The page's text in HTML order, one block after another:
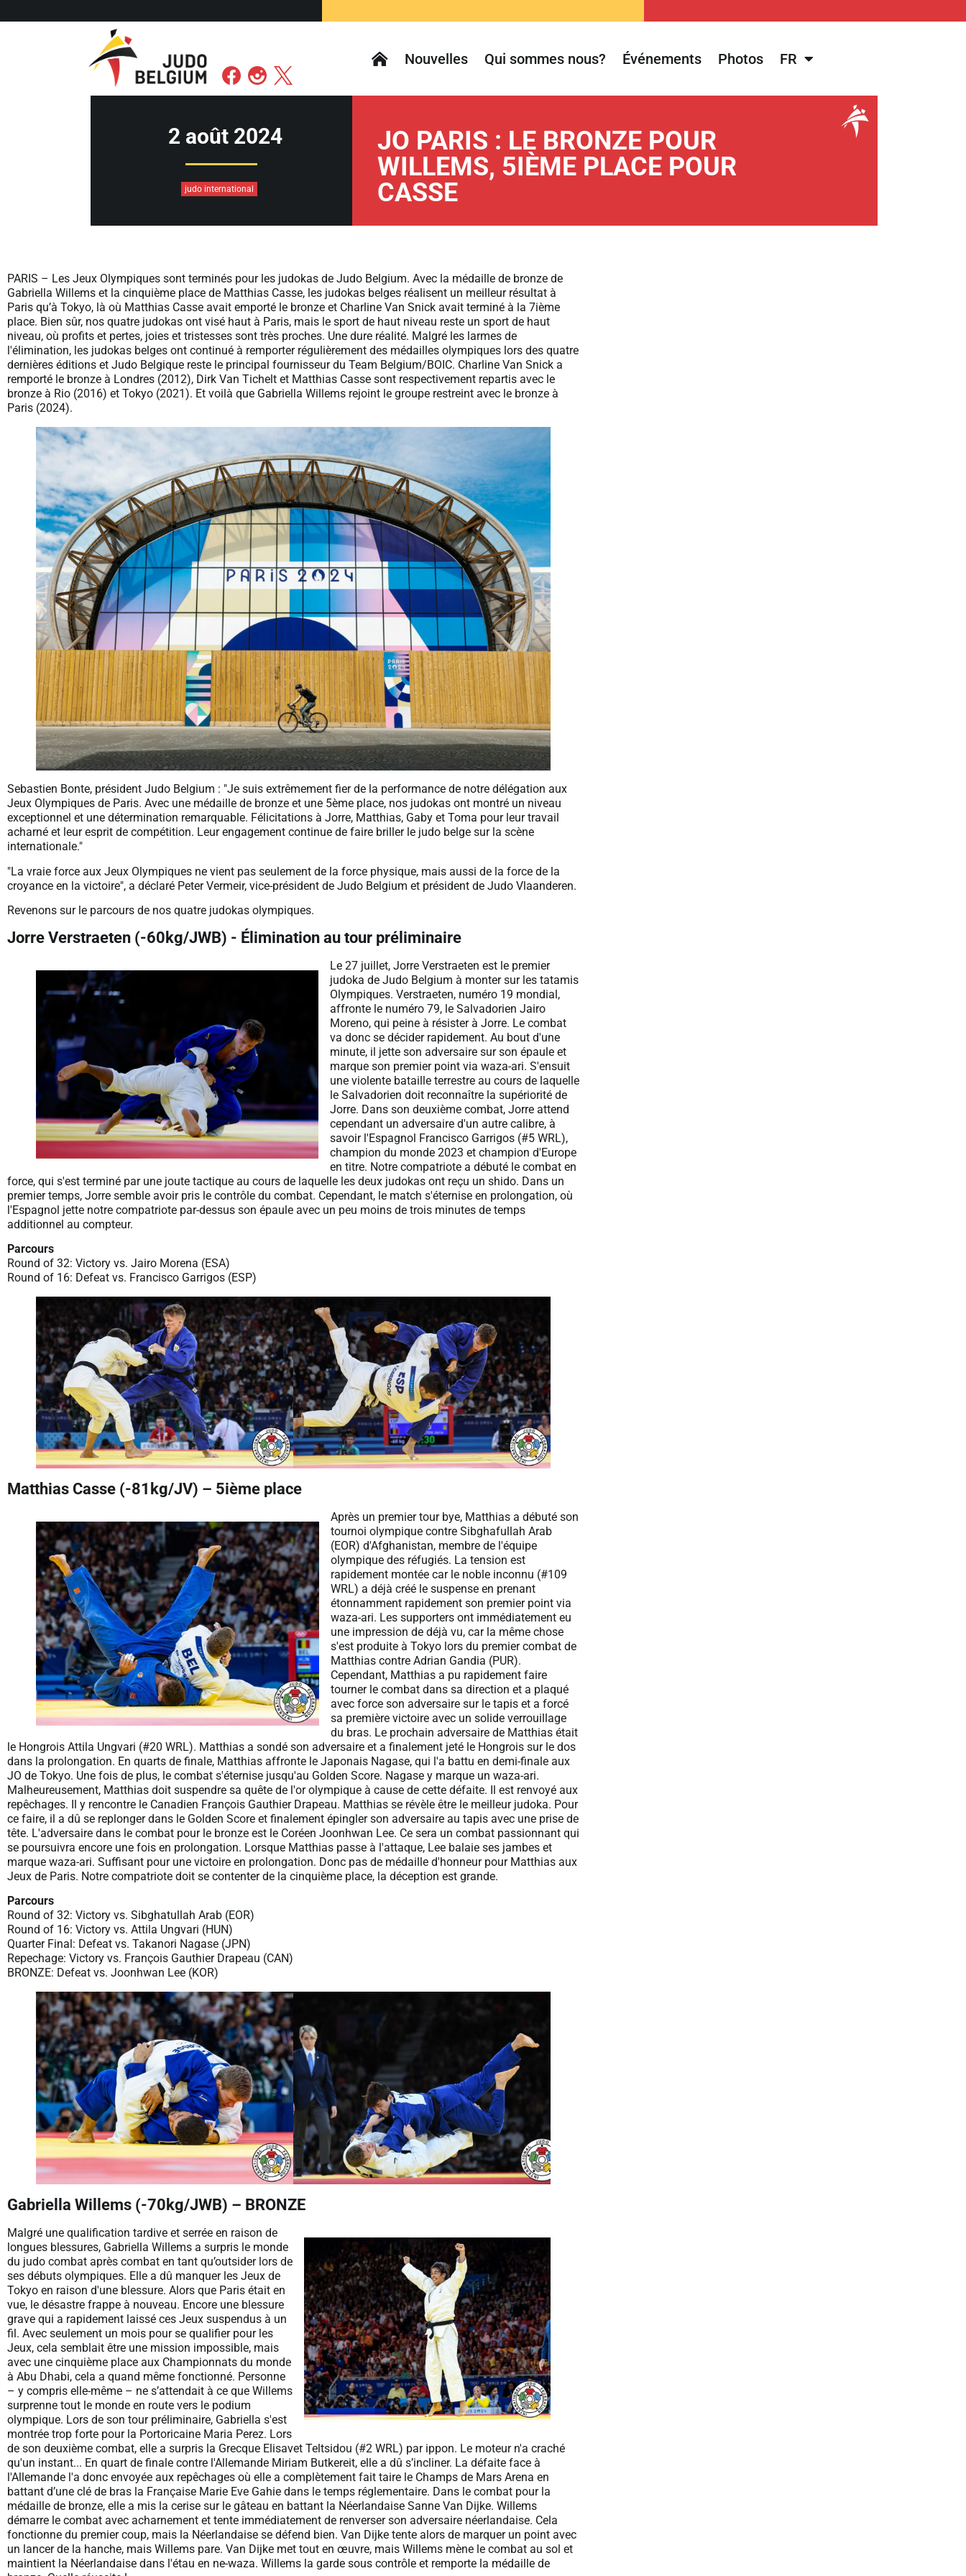
Nouvelles Qui sommes nous? Événements Photos FR
2 août 2024
judo international
JO PARIS : LE BRONZE POUR
WILLEMS, 5IÈME PLACE POUR
CASSE
PARIS – Les Jeux Olympiques sont terminés pour les judokas de Judo Belgium. Avec la médaille de bronze de
Gabriella Willems et la cinquième place de Matthias Casse, les judokas belges réalisent un meilleur résultat à
Paris qu’à Tokyo, là où Matthias Casse avait emporté le bronze et Charline Van Snick avait terminé à la 7ième
place. Bien sûr, nos quatre judokas ont visé haut à Paris, mais le sport de haut niveau reste un sport de haut
niveau, où profits et pertes, joies et tristesses sont très proches. Une dure réalité. Malgré les larmes de
l'élimination, les judokas belges ont continué à remporter régulièrement des médailles olympiques lors des quatre
dernières éditions et Judo Belgique reste le principal fournisseur du Team Belgium/BOIC. Charline Van Snick a
remporté le bronze à Londres (2012), Dirk Van Tichelt et Matthias Casse sont respectivement repartis avec le
bronze à Rio (2016) et Tokyo (2021). Et voilà que Gabriella Willems rejoint le groupe restreint avec le bronze à
Paris (2024).
Sebastien Bonte, président Judo Belgium : "Je suis extrêmement fier de la performance de notre délégation aux
Jeux Olympiques de Paris. Avec une médaille de bronze et une 5ème place, nos judokas ont montré un niveau
exceptionnel et une détermination remarquable. Félicitations à Jorre, Matthias, Gaby et Toma pour leur travail
acharné et leur esprit de compétition. Leur engagement continue de faire briller le judo belge sur la scène
internationale."
"La vraie force aux Jeux Olympiques ne vient pas seulement de la force physique, mais aussi de la force de la
croyance en la victoire", a déclaré Peter Vermeir, vice-président de Judo Belgium et président de Judo Vlaanderen.
Revenons sur le parcours de nos quatre judokas olympiques.
Jorre Verstraeten (-60kg/JWB) - Élimination au tour préliminaire
Le 27 juillet, Jorre Verstraeten est le premier
judoka de Judo Belgium à monter sur les tatamis
Olympiques. Verstraeten, numéro 19 mondial,
affronte le numéro 79, le Salvadorien Jairo
Moreno, qui peine à résister à Jorre. Le combat
va donc se décider rapidement. Au bout d'une
minute, il jette son adversaire sur son épaule et
marque son premier point via waza-ari. S'ensuit
une violente bataille terrestre au cours de laquelle
le Salvadorien doit reconnaître la supériorité de
Jorre. Dans son deuxième combat, Jorre attend
cependant un adversaire d'un autre calibre, à
savoir l'Espagnol Francisco Garrigos (#5 WRL),
champion du monde 2023 et champion d'Europe
en titre. Notre compatriote a débuté le combat en
force, qui s'est terminé par une joute tactique au cours de laquelle les deux judokas ont reçu un shido. Dans un
premier temps, Jorre semble avoir pris le contrôle du combat. Cependant, le match s'éternise en prolongation, où
l'Espagnol jette notre compatriote par-dessus son épaule avec un peu moins de trois minutes de temps
additionnel au compteur.
Parcours
Round of 32: Victory vs. Jairo Morena (ESA)
Round of 16: Defeat vs. Francisco Garrigos (ESP)
Matthias Casse (-81kg/JV) – 5ième place
Après un premier tour bye, Matthias a débuté son
tournoi olympique contre Sibghafullah Arab
(EOR) d'Afghanistan, membre de l'équipe
olympique des réfugiés. La tension est
rapidement montée car le noble inconnu (#109
WRL) a déjà créé le suspense en prenant
étonnamment rapidement son premier point via
waza-ari. Les supporters ont immédiatement eu
une impression de déjà vu, car la même chose
s'est produite à Tokyo lors du premier combat de
Matthias contre Adrian Gandia (PUR).
Cependant, Matthias a pu rapidement faire
tourner le combat dans sa direction et a plaqué
avec force son adversaire sur le tapis et a forcé
sa première victoire avec un solide verrouillage
du bras. Le prochain adversaire de Matthias était
le Hongrois Attila Ungvari (#20 WRL). Matthias a sondé son adversaire et a finalement jeté le Hongrois sur le dos
dans la prolongation. En quarts de finale, Matthias affronte le Japonais Nagase, qui l'a battu en demi-finale aux
JO de Tokyo. Une fois de plus, le combat s'éternise jusqu'au Golden Score. Nagase y marque un waza-ari.
Malheureusement, Matthias doit suspendre sa quête de l'or olympique à cause de cette défaite. Il est renvoyé aux
repêchages. Il y rencontre le Canadien François Gauthier Drapeau. Matthias se révèle être le meilleur judoka. Pour
ce faire, il a dû se replonger dans le Golden Score et finalement épingler son adversaire au tapis avec une prise de
tête. L'adversaire dans le combat pour le bronze est le Coréen Joonhwan Lee. Ce sera un combat passionnant qui
se poursuivra encore une fois en prolongation. Lorsque Matthias passe à l'attaque, Lee balaie ses jambes et
marque waza-ari. Suffisant pour une victoire en prolongation. Donc pas de médaille d'honneur pour Matthias aux
Jeux de Paris. Notre compatriote doit se contenter de la cinquième place, la déception est grande.
Parcours
Round of 32: Victory vs. Sibghatullah Arab (EOR)
Round of 16: Victory vs. Attila Ungvari (HUN)
Quarter Final: Defeat vs. Takanori Nagase (JPN)
Repechage: Victory vs. François Gauthier Drapeau (CAN)
BRONZE: Defeat vs. Joonhwan Lee (KOR)
Gabriella Willems (-70kg/JWB) – BRONZE
Malgré une qualification tardive et serrée en raison de
longues blessures, Gabriella Willems a surpris le monde
du judo combat après combat en tant qu’outsider lors de
ses débuts olympiques. Elle a dû manquer les Jeux de
Tokyo en raison d'une blessure. Alors que Paris était en
vue, le désastre frappe à nouveau. Encore une blessure
grave qui a rapidement laissé ces Jeux suspendus à un
fil. Avec seulement un mois pour se qualifier pour les
Jeux, cela semblait être une mission impossible, mais
avec une cinquième place aux Championnats du monde
à Abu Dhabi, cela a quand même fonctionné. Personne
– y compris elle-même – ne s’attendait à ce que Willems
surprenne tout le monde en route vers le podium
olympique. Lors de son tour préliminaire, Gabriella s'est
montrée trop forte pour la Portoricaine Maria Perez. Lors
de son deuxième combat, elle a surpris la Grecque Elisavet Teltsidou (#2 WRL) par ippon. Le moteur n'a craché
qu'un instant... En quart de finale contre l'Allemande Miriam Butkereit, elle a dû s’incliner. La défaite face à
l'Allemande l'a donc envoyée aux repêchages où elle a complètement fait taire le Champs de Mars Arena en
battant d’une clé de bras la Française Marie Eve Gahie dans le temps réglementaire. Dans le combat pour la
médaille de bronze, elle a mis la cerise sur le gâteau en battant la Néerlandaise Sanne Van Dijke. Willems
démarre le combat avec acharnement et tente immédiatement de renverser son adversaire néerlandaise. Cela
fonctionne du premier coup, mais la Néerlandaise se défend bien. Van Dijke tente alors de marquer un point avec
un lancer de la hanche, mais Willems pare. Van Dijke met tout en œuvre, mais Willems mène le combat au sol et
maintient la Néerlandaise dans l'étau en ne-waza. Willems la garde sous contrôle et remporte la médaille de